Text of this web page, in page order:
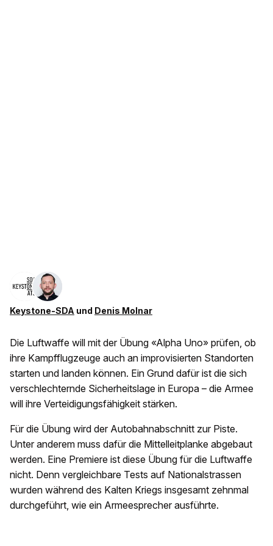
Keystone-SDA und Denis Molnar
Die Luftwaffe will mit der Übung «Alpha Uno» prüfen, ob
ihre Kampfflugzeuge auch an improvisierten Standorten
starten und landen können. Ein Grund dafür ist die sich
verschlechternde Sicherheitslage in Europa – die Armee
will ihre Verteidigungsfähigkeit stärken.
Für die Übung wird der Autobahnabschnitt zur Piste.
Unter anderem muss dafür die Mittelleitplanke abgebaut
werden. Eine Premiere ist diese Übung für die Luftwaffe
nicht. Denn vergleichbare Tests auf Nationalstrassen
wurden während des Kalten Kriegs insgesamt zehnmal
durchgeführt, wie ein Armeesprecher ausführte.